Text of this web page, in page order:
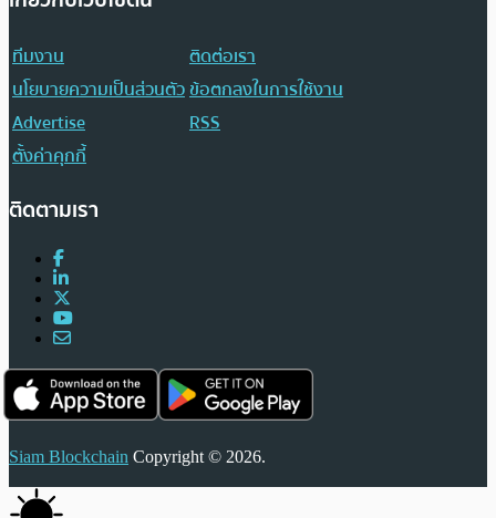
ทีมงาน
ติดต่อเรา
นโยบายความเป็นส่วนตัวข้อตกลงในการใช้งาน
Advertise
RSS
ตั้งค่าคุกกี้
ติดตามเรา
Siam Blockchain Copyright © 2026.